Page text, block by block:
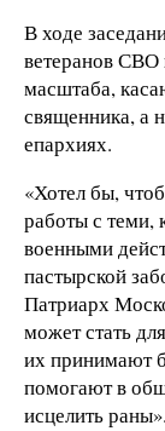
В ходе
ветеранов
масштаба,
священника, а
епархиях.
«Хотел бы,
работы с теми,
военными
пастырской
Патриарх
может стать
их принимают
помогают в
исцелить раны».